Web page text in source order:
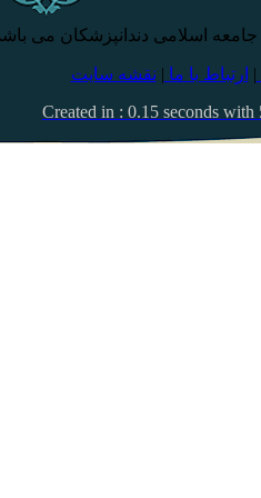
اسلامی دندانپزشکان می
| ارتباط با ما | نقشه سایت
Created in : 0.15 seconds